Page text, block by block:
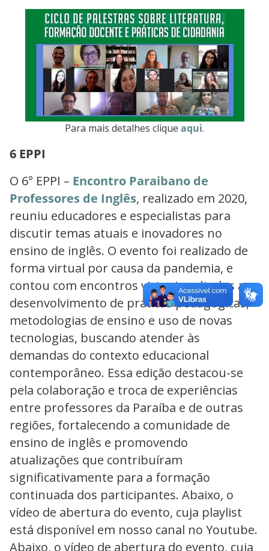
Para mais detalhes clique aqui.
6 EPPI
O 6° EPPI – Encontro Paraibano de
Professores de Inglês, realizado em 2020,
reuniu educadores e especialistas para
discutir temas atuais e inovadores no
ensino de inglês. O evento foi realizado de
forma virtual por causa da pandemia, e
contou com encontros virtuais voltados ao
desenvolvimento de práticas pedagógicas,
metodologias de ensino e uso de novas
tecnologias, buscando atender às
demandas do contexto educacional
contemporâneo. Essa edição destacou-se
pela colaboração e troca de experiências
entre professores da Paraíba e de outras
regiões, fortalecendo a comunidade de
ensino de inglês e promovendo
atualizações que contribuíram
significativamente para a formação
continuada dos participantes. Abaixo, o
vídeo de abertura do evento, cuja playlist
está disponível em nosso canal no Youtube.
Abaixo, o vídeo de abertura do evento, cuja